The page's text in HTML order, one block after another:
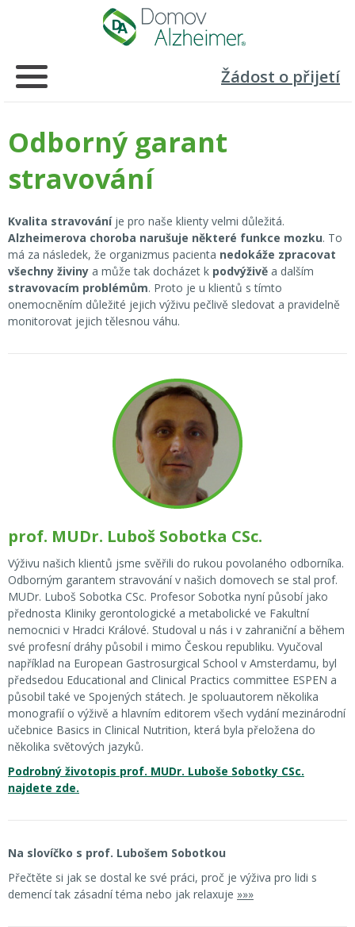
Žádost o přijetí
Odborný garant
stravování
Kvalita stravováníje pro naše klienty velmi důležitá.
Alzheimerova choroba narušuje některé funkce mozku. To
má za následek, že organizmus pacienta nedokáže zpracovat
všechny živiny a může tak docházet k podvýživě a dalším
stravovacím problémům. Proto je u klientů s tímto
onemocněním důležité jejich výživu pečlivě sledovat a pravidelně
monitorovat jejich tělesnou váhu.
prof. MUDr. Luboš Sobotka CSc.
Výživu našich klientů jsme svěřili do rukou povolaného odborníka.
Odborným garantem stravování v našich domovech se stal prof.
MUDr. Luboš Sobotka CSc. Profesor Sobotka nyní působí jako
přednosta Kliniky gerontologické a metabolické ve Fakultní
nemocnici v Hradci Králové. Studoval u nás i v zahraniční a během
své profesní dráhy působil i mimo Českou republiku. Vyučoval
například na European Gastrosurgical School v Amsterdamu, byl
předsedou Educational and Clinical Practics committee ESPEN a
působil také ve Spojených státech. Je spoluautorem několika
monografií o výživě a hlavním editorem všech vydání mezinárodní
učebnice Basics in Clinical Nutrition, která byla přeložena do
několika světových jazyků.
Podrobný životopis prof. MUDr. Luboše Sobotky CSc.
najdete zde.
Na slovíčko s prof. Lubošem Sobotkou
Přečtěte si jak se dostal ke své práci, proč je výživa pro lidi s
demencí tak zásadní téma nebo jak relaxuje »»»